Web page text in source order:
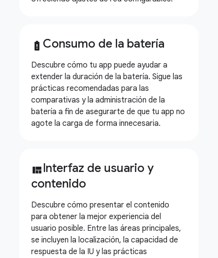
battery_alert Consumo de la batería
Descubre cómo tu app puede ayudar a
extender la duración de la batería. Sigue las
prácticas recomendadas para las
comparativas y la administración de la
batería a fin de asegurarte de que tu app no
agote la carga de forma innecesaria.
view_quilt Interfaz de usuario y
contenido
Descubre cómo presentar el contenido
para obtener la mejor experiencia del
usuario posible. Entre las áreas principales,
se incluyen la localización, la capacidad de
respuesta de la IU y las prácticas